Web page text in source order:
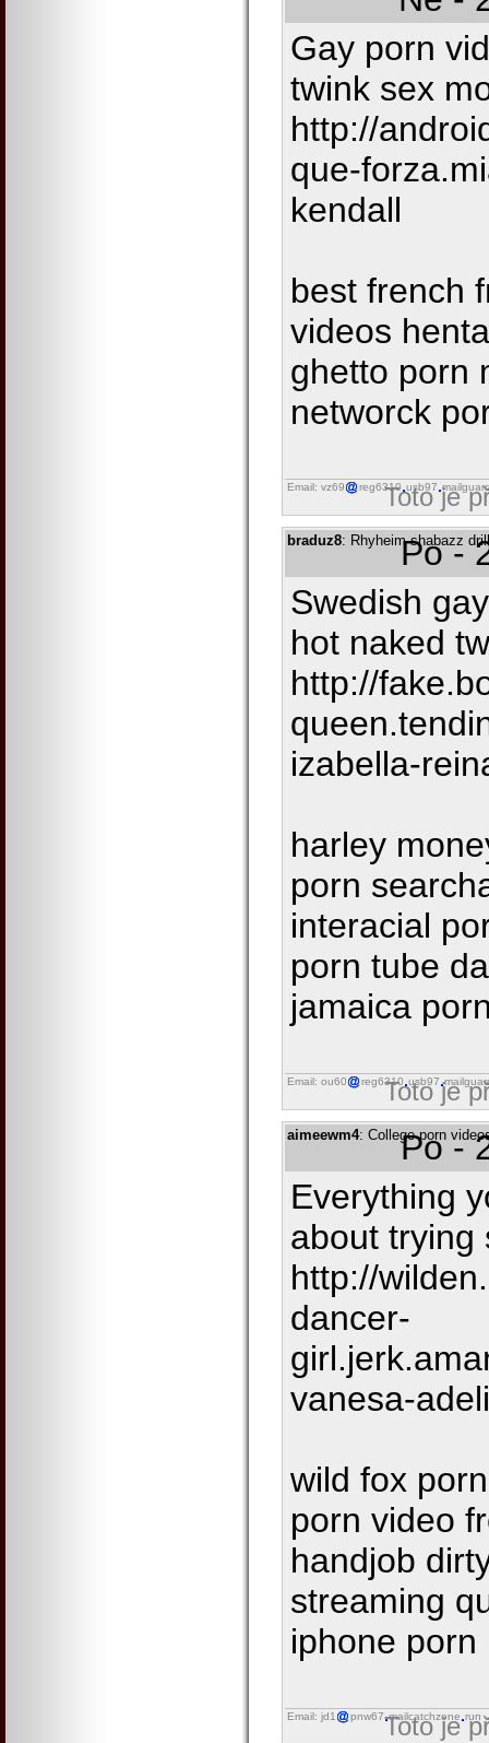
Gay porn
twink sex
http://
que-
kendall
best french
videos
ghetto porn
networck
Email: vz69 reg6310 usb97
Toto je
braduz8: Rhyheim shabazz
Po -
Swedish
hot naked
http://
izabella-
harley
porn
interacial
porn tube
jamaica
Email: ou60 reg6310 usb97
Toto je
aimeewm4: College porn
Po -
Everything
about trying
http://
dancer-
vanesa-
wild fox
porn video
handjob
streaming
iphone porn
Email: jd1 pnw67 mailcatchzone run
Toto je